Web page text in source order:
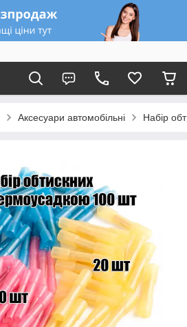
Аксесуари автомобільні Набір